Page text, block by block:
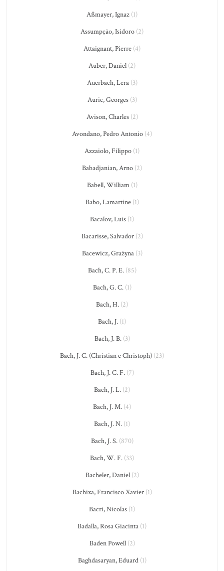
Aßmayer, Ignaz (1)
Assumpção, Isidoro (2)
Attaignant, Pierre (4)
Auber, Daniel (2)
Auerbach, Lera(3)
Auric, Georges(3)
Avison, Charles(2)
Avondano, Pedro Antonio (4)
Azzaiolo, Filippo (1)
Babadjanian, Arno (2)
Babell, William(1)
Babo, Lamartine(1)
Bacalov, Luis (1)
Bacarisse, Salvador(2)
Bacewicz, Grażyna(3)
Bach, C. P. E.(85)
Bach, G. C.(1)
Bach, H. (2)
Bach, J. (1)
Bach, J. B.(3)
Bach, J. C. (Christian e Christoph) (23)
Bach, J. C. F.(7)
Bach, J. L. (2)
Bach, J. M. (4)
Bach, J. N. (1)
Bach, J. S.(870)
Bach, W. F. (33)
Bacheler, Daniel(2)
Bachixa, Francisco Xavier(1)
Bacri, Nicolas (1)
Badalla, Rosa Giacinta (1)
Baden Powell(2)
Baghdasaryan, Eduard(1)